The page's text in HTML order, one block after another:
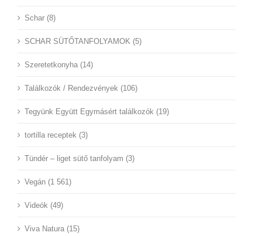
Schar (8)
SCHAR SÜTŐTANFOLYAMOK (5)
Szeretetkonyha (14)
Találkozók / Rendezvények (106)
Tegyünk Együtt Egymásért találkozók (19)
tortilla receptek (3)
Tündér – liget sütő tanfolyam (3)
Vegán (1 561)
Videók (49)
Viva Natura (15)